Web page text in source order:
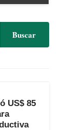
US$ 85